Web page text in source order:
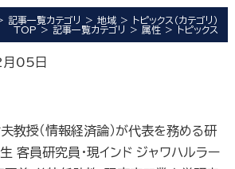
記事一覧カテゴリ 地域
トピックス（カテゴリ）
TOP
記事一覧カテゴリ 属性 トピックス
05日
教授（情報経済論）が代表を務める研
客員研究員・現インド ジャワハルラー